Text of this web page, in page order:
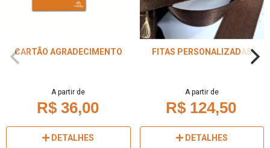
CARTÃO AGRADECIMENTO
A partir de
R$ 36,00
DETALHES
FITAS PERSONALIZADAS
A partir de
R$ 124,50
DETALHES